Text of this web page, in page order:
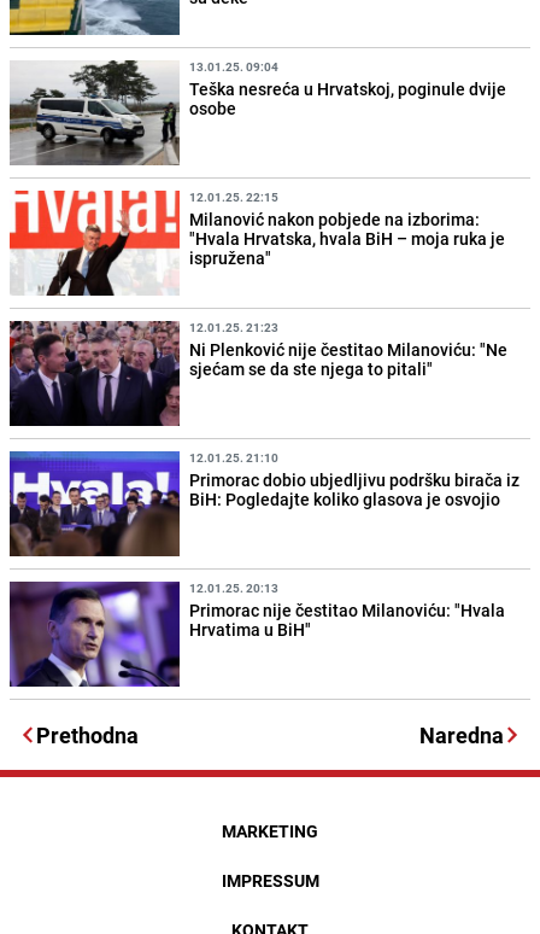
13.01.25. 09:04
Teška nesreća u Hrvatskoj, poginule dvije
osobe
12.01.25. 22:15
Milanović nakon pobjede na izborima:
"Hvala Hrvatska, hvala BiH – moja ruka je
ispružena"
12.01.25. 21:23
Ni Plenković nije čestitao Milanoviću: "Ne
sjećam se da ste njega to pitali"
12.01.25. 21:10
Primorac dobio ubjedljivu podršku birača iz
BiH: Pogledajte koliko glasova je osvojio
12.01.25. 20:13
Primorac nije čestitao Milanoviću: "Hvala
Hrvatima u BiH"
Prethodna Naredna
MARKETING
IMPRESSUM